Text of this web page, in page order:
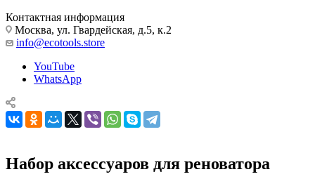
Контактная информация
Москва, ул. Гвардейская, д.5, к.2
info@ecotools.store
YouTube
WhatsApp
Набор аксессуаров для реноватора